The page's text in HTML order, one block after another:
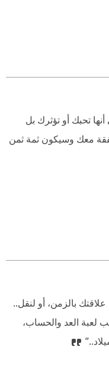
!”
أنها تحبك أو تؤثرك بل
معك وسيكون ثمة ثمن
بالزمن، أو لنقل..
لعبة العد والحساب،